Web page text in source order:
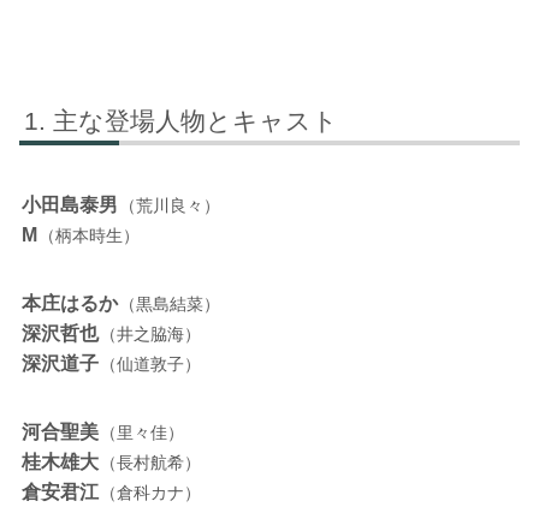
主な登場人物とキャスト
小田島泰男 （荒川良々）
M （柄本時生）
本庄はるか （黒島結菜）
深沢哲也 （井之脇海）
深沢道子 （仙道敦子）
河合聖美 （里々佳）
桂木雄大 （長村航希）
倉安君江 （倉科カナ）